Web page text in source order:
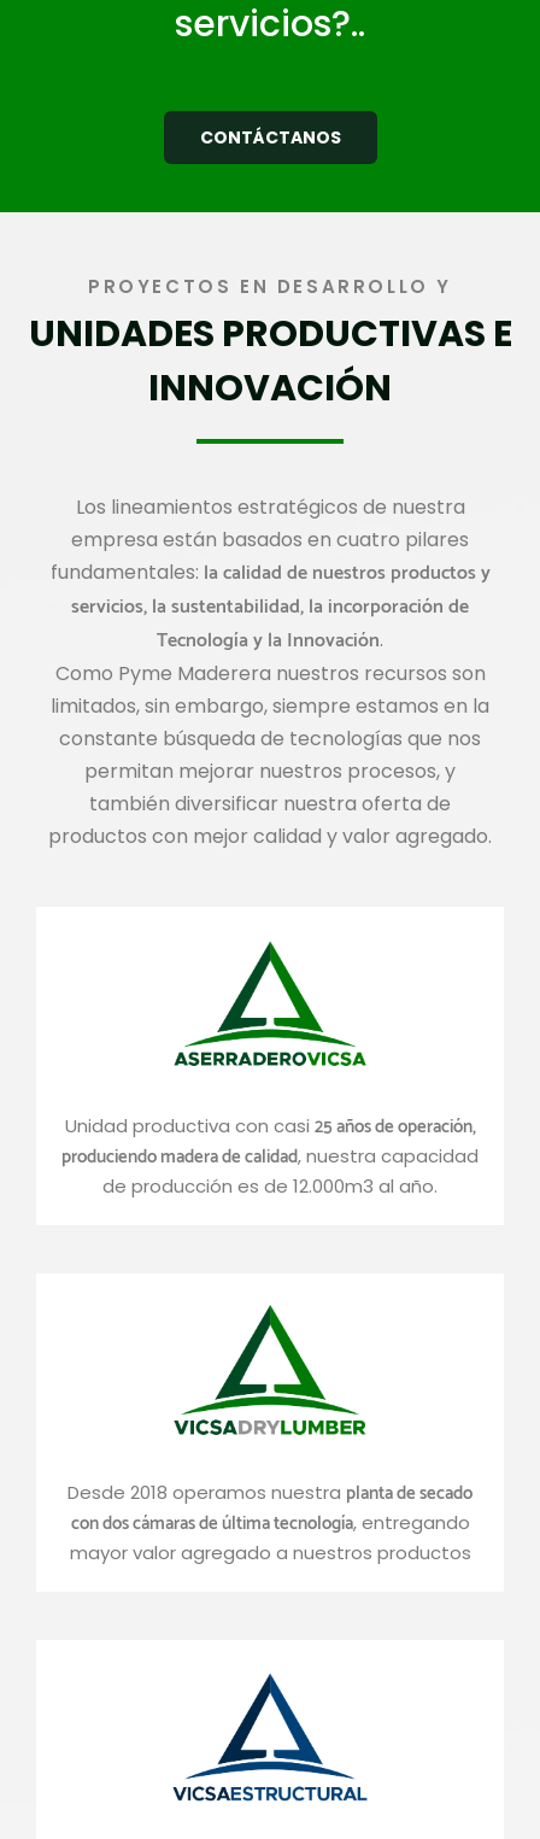
servicios?..
CONTÁCTANOS
PROYECTOS EN DESARROLLO Y
UNIDADES PRODUCTIVAS E
INNOVACIÓN
Los lineamientos estratégicos de nuestra
empresa están basados en cuatro pilares
fundamentales: la calidad de nuestros productos y
servicios, la sustentabilidad, la incorporación de
Tecnología y la Innovación.
Como Pyme Maderera nuestros recursos son
limitados, sin embargo, siempre estamos en la
constante búsqueda de tecnologías que nos
permitan mejorar nuestros procesos, y
también diversificar nuestra oferta de
productos con mejor calidad y valor agregado.
Unidad productiva con casi 25 años de operación,
produciendo madera de calidad, nuestra capacidad
de producción es de 12.000m3 al año.
Desde 2018 operamos nuestra planta de secado
con dos cámaras de última tecnología, entregando
mayor valor agregado a nuestros productos